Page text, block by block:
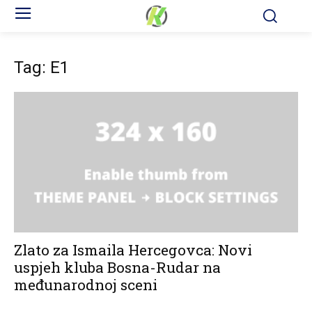
Tag: E1
Zlato za Ismaila Hercegovca: Novi
uspjeh kluba Bosna-Rudar na
međunarodnoj sceni